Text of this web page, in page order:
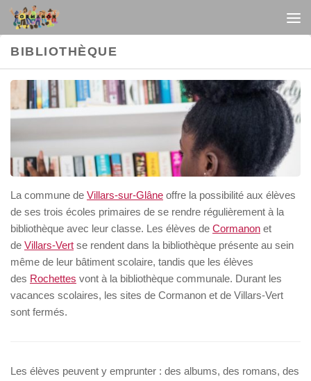
Au dessous du contenu
BIBLIOTHÈQUE
La commune de Villars-sur-Glâne offre la possibilité aux élèves
de ses trois écoles primaires de se rendre régulièrement à la
bibliothèque avec leur classe. Les élèves de Cormanon et
de Villars-Vert se rendent dans la bibliothèque présente au sein
même de leur bâtiment scolaire, tandis que les élèves
des Rochettes vont à la bibliothèque communale. Durant les
vacances scolaires, les sites de Cormanon et de Villars-Vert
sont fermés.
Les élèves peuvent y emprunter : des albums, des romans, des